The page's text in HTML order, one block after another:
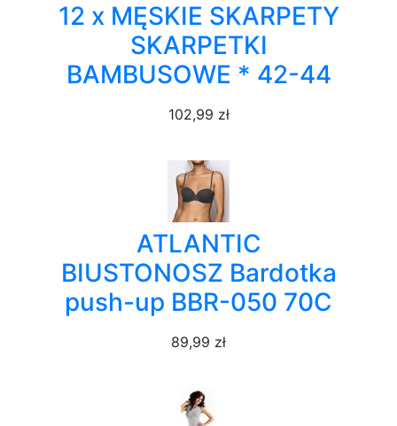
12 x MĘSKIE SKARPETY
SKARPETKI
BAMBUSOWE * 42-44
102,99 zł
ATLANTIC
BIUSTONOSZ Bardotka
push-up BBR-050 70C
89,99 zł